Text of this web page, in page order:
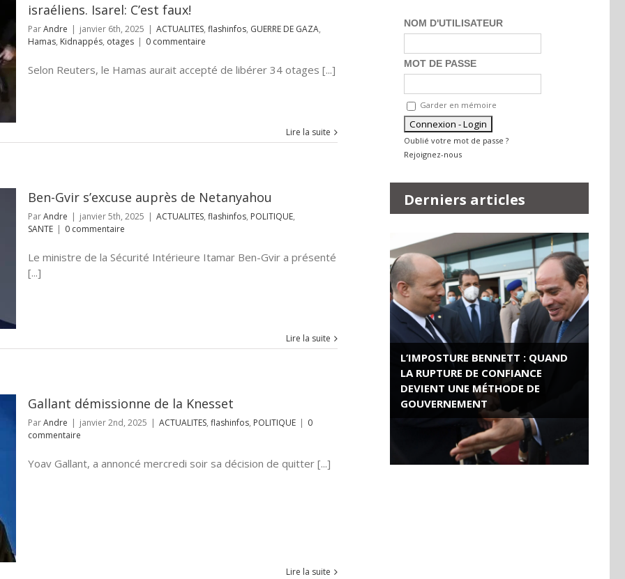
israéliens. Isarel: C’est faux!
ParAndre | janvier 6th, 2025 | ACTUALITES, flashinfos, GUERRE DE GAZA,
Hamas, Kidnappés, otages | 0 commentaire
Selon Reuters, le Hamas aurait accepté de libérer 34 otages [...]
Lire la suite
Ben-Gvir s’excuse auprès de Netanyahou
ParAndre | janvier 5th, 2025 | ACTUALITES, flashinfos, POLITIQUE,
SANTE | 0 commentaire
Le ministre de la Sécurité Intérieure Itamar Ben-Gvir a présenté
[...]
Lire la suite
Gallant démissionne de la Knesset
ParAndre | janvier 2nd, 2025 | ACTUALITES, flashinfos, POLITIQUE | 0
commentaire
Yoav Gallant, a annoncé mercredi soir sa décision de quitter [...]
Lire la suite
NOM D'UTILISATEUR
MOT DE PASSE
Garder en mémoire
Oublié votre mot de passe ?
Rejoignez-nous
Derniers articles
L’IMPOSTURE BENNETT : QUAND
LA RUPTURE DE CONFIANCE
DEVIENT UNE MÉTHODE DE
GOUVERNEMENT
ROSE VALLAND, HEROÏNE DE LA
RESISTANCE FRANÇAISE